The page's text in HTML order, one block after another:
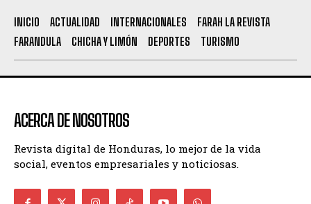
INICIO ACTUALIDAD INTERNACIONALES
FARAH LA REVISTA
FARANDULA
CHICHA Y LIMÓN DEPORTES TURISMO
ACERCA DE NOSOTROS
Revista digital de Honduras, lo mejor de la vida
social, eventos empresariales y noticiosas.